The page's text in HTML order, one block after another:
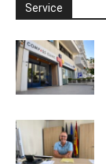
Service